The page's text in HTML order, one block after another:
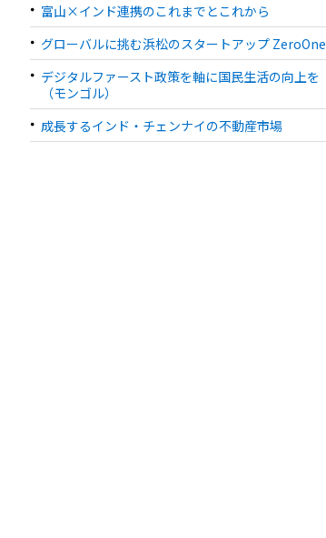
富山×インド連携のこれまでとこれから
グローバルに挑む浜松のスタートアップ ZeroOne
デジタルファースト政策を軸に国民生活の向上を
（モンゴル）
成長するインド・チェンナイの不動産市場